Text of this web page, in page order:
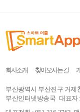
회사소개 찾아오시는 길
부산광역시 부산진구 거제
부산인터넷방송국 대표자